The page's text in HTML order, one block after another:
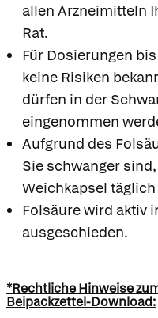
allen Arzneimitteln
Rat.
Für Dosierungen
keine Risiken
dürfen in der
eingenommen
Aufgrund des
Sie schwanger
Weichkapsel
Folsäure wird aktiv
ausgeschieden.
*Rechtliche Hinweise
Beipackzettel-Download: